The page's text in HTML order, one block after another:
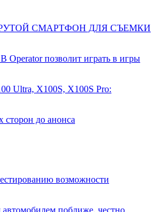
КРУТОЙ СМАРТФОН ДЛЯ СЪЕМКИ
Operator позволит играть в игры
X100S, X100S Pro:
сторон до анонса
возможности
поближе, честно